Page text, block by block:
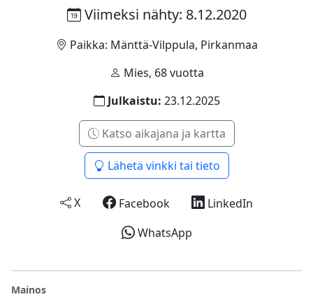
Viimeksi nähty: 8.12.2020
Paikka: Mänttä-Vilppula, Pirkanmaa
Mies, 68 vuotta
Julkaistu: 23.12.2025
Katso aikajana ja kartta
Lähetä vinkki tai tieto
X Facebook
LinkedIn
WhatsApp
Mainos